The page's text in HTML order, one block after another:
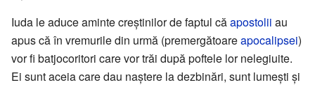
Iuda le aduce aminte creştinilor de faptul căapostolii au
apus că în vremurile din urmă (premergătoareapocalipsei)
vor fi batjocoritori care vor trăi după poftele lor nelegiuite.
Ei sunt aceia care dau naştere la dezbinări, sunt lumeşti şi